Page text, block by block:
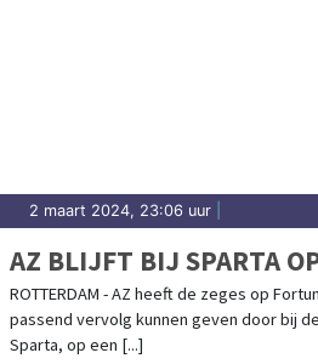
2 maart 2024, 23:06 uur
AZ BLIJFT BIJ SPARTA
ROTTERDAM - AZ heeft de zeges op
passend vervolg kunnen geven door bij
Sparta, op een [...]